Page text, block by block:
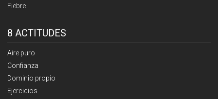
Fiebre
8 ACTITUDES
Aire puro
Confianza
Dominio propio
Ejercicios